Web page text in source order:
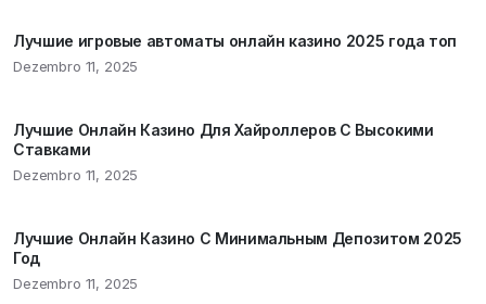
Лучшие игровые автоматы онлайн казино 2025 года топ
Dezembro 11, 2025
Лучшие Онлайн Казино Для Хайроллеров С Высокими
Ставками
Dezembro 11, 2025
Лучшие Онлайн Казино С Минимальным Депозитом 2025
Год
Dezembro 11, 2025